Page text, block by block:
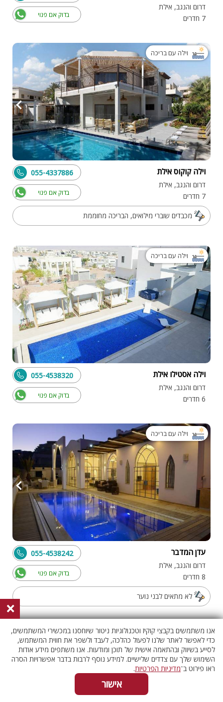
דרום והנגב, אילת
7 חדרים
בדוק אם פנוי
וילה עם בריכה
וילה קוקוס אילת
דרום והנגב, אילת
7 חדרים
בדוק אם פנוי
055-4337886
מכבדים שוברי מילואים, הבריכה מחוממת
וילה עם בריכה
וילה אסטילו אילת
דרום והנגב, אילת
6 חדרים
בדוק אם פנוי
055-4538320
וילה עם בריכה
עדן המדבר
דרום והנגב, אילת
8 חדרים
בדוק אם פנוי
055-4538242
לא מתאים לבני נוער
וילה עם בריכה
×
אנו משתמשים בקבצי קוקיז וטכנולוגיות ניטור שיוחסנו במכשירי המשתמשים,
כדי לאפשר לאתר שלנו לפעול כהלכה, לעבד ולשפר את חווית המשתמש,
לסייע בשיווק ובהתאמה אישית של תוכן ומודעות. אנו משתפים מידע אודות
השימוש שלך עם צדדים שלישיים. למידע נוסף לרבות בדבר אפשרויות הסרה
ראו פירוט ב־מדיניות הפרטיות.
אישור